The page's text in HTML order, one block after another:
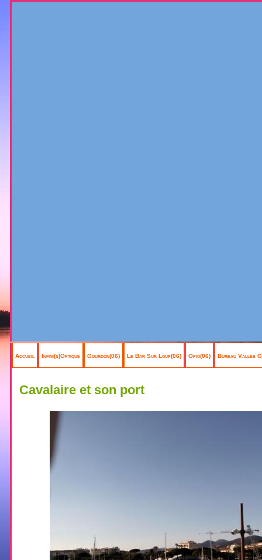
Accueil Infini(s)Optique Gourdon(06) Le Bar Sur Loup(06) Opio(06) Bureau Vallée
Cavalaire et son port